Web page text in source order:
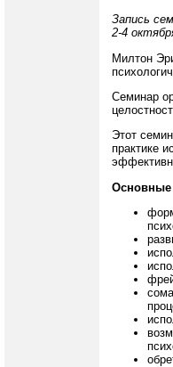
Запись
2-4
Милтон
Семинар
Этот
практике
Основные